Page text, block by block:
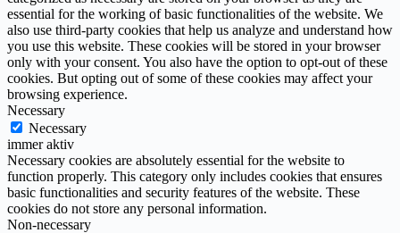
essential for the working of basic functionalities of the website. We
also use third-party cookies that help us analyze and understand how
you use this website. These cookies will be stored in your browser
only with your consent. You also have the option to opt-out of these
cookies. But opting out of some of these cookies may affect your
browsing experience.
Necessary
Necessary
immer aktiv
Necessary cookies are absolutely essential for the website to
function properly. This category only includes cookies that ensures
basic functionalities and security features of the website. These
cookies do not store any personal information.
Non-necessary